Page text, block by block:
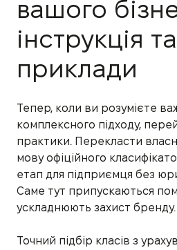
вашого
інструкція та
приклади
Тепер, коли ви розумієте
комплексного підходу,
практики. Перекласти
мову офіційного
етап для підприємця без
Саме тут припускаються
ускладнюють захист бренду.
Точний підбір класів з